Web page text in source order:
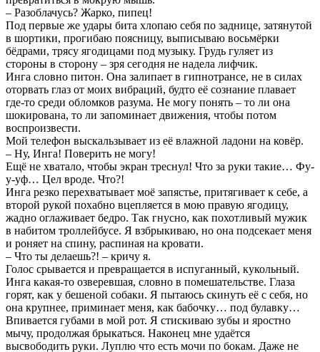
– Разоблачусь? Жарко, пипец!
Под первые же удары бита хлопаю себя по заднице, затянутой
в шортики, прогибаю поясницу, выписываю восьмёрки
бёдрами, трясу ягодицами под музыку. Грудь гуляет из
стороны в сторону – зря сегодня не надела лифчик.
Инга словно питон. Она залипает в гипнотрансе, не в силах
оторвать глаз от моих вибраций, будто её сознание плавает
где-то среди обломков разума. Не могу понять – то ли она
шокирована, то ли запоминает движения, чтобы потом
воспроизвести.
Мой телефон выскальзывает из её влажной ладони на ковёр.
– Ну, Инга! Поверить не могу!
Ещё не хватало, чтобы экран треснул! Что за руки такие… Фу-
у-уф… Цел вроде. Что?!
Инга резко перехватывает моё запястье, притягивает к себе, а
второй рукой похабно вцепляется в мою правую ягодицу,
жадно оглаживает бедро. Так гнусно, как похотливый мужик
в набитом троллейбусе. Я взбрыкиваю, но она подсекает меня
и роняет на спину, распиная на кровати.
– Что ты делаешь?! – кричу я.
Голос срывается и превращается в испуганный, кукольный.
Инга какая-то озверевшая, словно в помешательстве. Глаза
горят, как у бешеной собаки. Я пытаюсь скинуть её с себя, но
она крупнее, приминает меня, как бабочку… под булавку…
Впивается губами в мой рот. Я стискиваю зубы и яростно
мычу, продолжая брыкаться. Наконец мне удаётся
высвободить руки. Луплю что есть мочи по бокам. Даже не